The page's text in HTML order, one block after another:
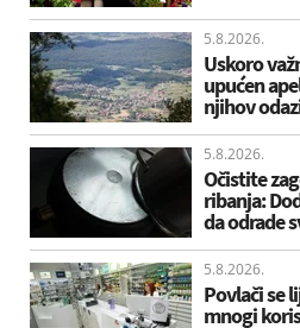
5.8.2026.
Uskoro
upućen
njihov
5.8.2026.
Očistite
ribanja:
da odrade
5.8.2026.
Povlači se
mnogi